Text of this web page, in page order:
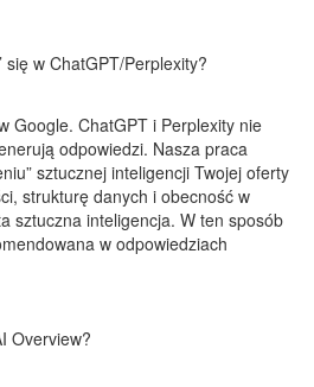
się w ChatGPT/Perplexity?
Google. ChatGPT i Perplexity nie
odpowiedzi. Nasza praca
sztucznej inteligencji Twojej oferty
strukturę danych i obecność w
sztuczna inteligencja. W ten sposób
w odpowiedziach
Overview?